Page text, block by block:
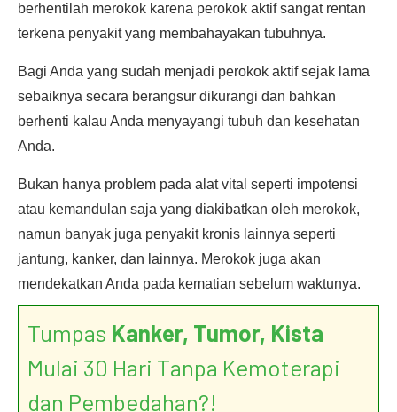
berhentilah merokok karena perokok aktif sangat rentan
terkena penyakit yang membahayakan tubuhnya.
Bagi Anda yang sudah menjadi perokok aktif sejak lama
sebaiknya secara berangsur dikurangi dan bahkan
berhenti kalau Anda menyayangi tubuh dan kesehatan
Anda.
Bukan hanya problem pada alat vital seperti impotensi
atau kemandulan saja yang diakibatkan oleh merokok,
namun banyak juga penyakit kronis lainnya seperti
jantung, kanker, dan lainnya. Merokok juga akan
mendekatkan Anda pada kematian sebelum waktunya.
Tumpas Kanker, Tumor, Kista
Mulai 30 Hari Tanpa Kemoterapi
dan Pembedahan?!